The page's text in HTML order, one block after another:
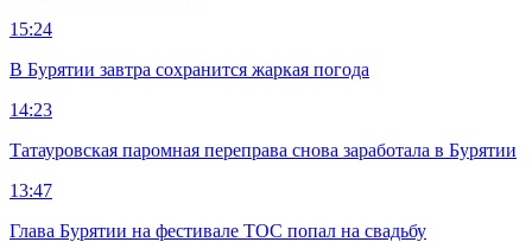
15:24
В Бурятии завтра сохранится жаркая погода
14:23
Татауровская паромная переправа снова заработала в Бурятии
13:47
Глава Бурятии на фестивале ТОС попал на свадьбу